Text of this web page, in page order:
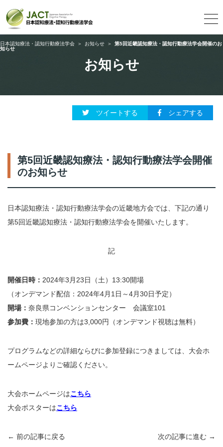
お知らせ
日本認知療法・認知行動療法学会 ＞ お知らせ ＞ 第5回近畿認知療法・認知行動療法学会開催のお
知らせ
ツイートする シェアする
第5回近畿認知療法・認知行動療法学会開催
のお知らせ
日本認知療法・認知行動療法学会の近畿地方会では、下記の通り
第5回近畿認知療法・認知行動療法学会を開催いたします。
記
開催日時： 2024年3月23日（土）13:30開場
（オンデマンド配信：2024年4月1日～4月30日予定）
開場： 奈良県コンベンションセンター 会議室101
参加費： 現地参加の方は3,000円（オンデマンド視聴は無料）
プログラムなどの詳細ならびに参加登録につきましては、大会ホ
ームページよりご確認ください。
大会ホームページはこちら
大会ポスターはこちら
← 前の記事に戻る 次の記事に進む →